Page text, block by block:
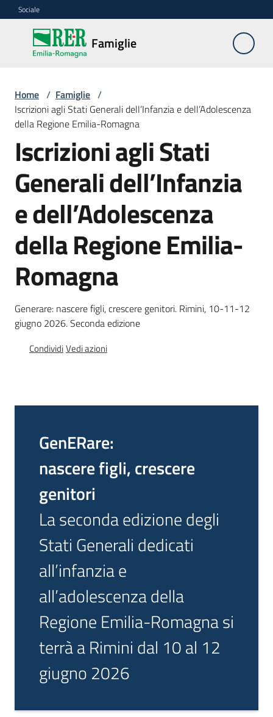
Vai al contenuto
Vai alla navigazione
Vai al footer
Sociale
Famiglie
Famiglie
Centri
per
le
Banche
del
Studi
e
Sociale
Argomenti
Home / Famiglie /
Iscrizioni agli Stati Generali dell’Infanzia e dell’Adolescenza
della Regione Emilia-Romagna
Iscrizioni agli Stati
Generali dell’Infanzia
e dell’Adolescenza
della Regione Emilia-
Romagna
Generare: nascere figli, crescere genitori. Rimini, 10-11-12
giugno 2026. Seconda edizione
CondividiVedi azioni
GenERare:
nascere figli, crescere
genitori
La seconda edizione degli
Stati Generali dedicati
all’infanzia e
all’adolescenza della
Regione Emilia-Romagna si
terrà a Rimini dal 10 al 12
giugno 2026